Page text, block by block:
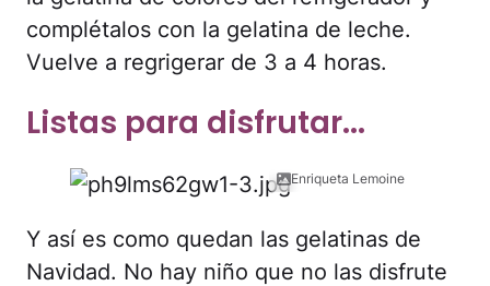
complétalos con la gelatina de leche.
Vuelve a regrigerar de 3 a 4 horas.
Listas para disfrutar...
Enriqueta Lemoine
Y así es como quedan las gelatinas de
Navidad. No hay niño que no las disfrute